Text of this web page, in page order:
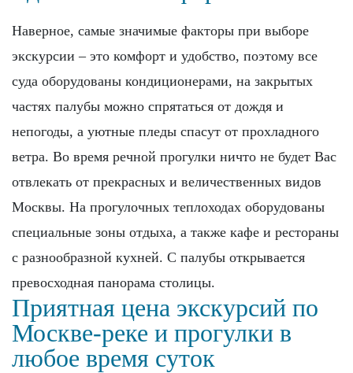
Наверное, самые значимые факторы при выборе
экскурсии – это комфорт и удобство, поэтому все
суда оборудованы кондиционерами, на закрытых
частях палубы можно спрятаться от дождя и
непогоды, а уютные пледы спасут от прохладного
ветра. Во время речной прогулки ничто не будет Вас
отвлекать от прекрасных и величественных видов
Москвы. На прогулочных теплоходах оборудованы
специальные зоны отдыха, а также кафе и рестораны
с разнообразной кухней. С палубы открывается
превосходная панорама столицы.
Приятная цена экскурсий по
Москве-реке и прогулки в
любое время суток